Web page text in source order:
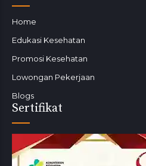
Home
Edukasi Kesehatan
Promosi Kesehatan
Lowongan Pekerjaan
Blogs
Sertifikat